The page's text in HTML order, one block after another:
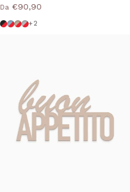
Da €90,90
Nero Rosso
Azzurro Rosso
Tortora Rosso
Grigio Rosso
+2